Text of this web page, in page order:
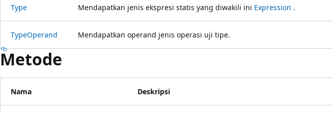
Type Mendapatkan jenis ekspresi statis yang diwakili ini Expression .
TypeOperand Mendapatkan operand jenis operasi uji tipe.
Metode
Nama Deskripsi